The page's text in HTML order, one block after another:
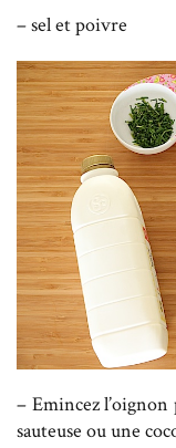
– sel et poivre
– Emincez
sauteuse ou une